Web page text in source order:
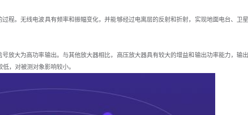
。无线电波具有频率和振幅变化，并能够经过电离层的反射和折射，实现地面电台、卫星
大为高功率输出。与其他放大器相比，高压放大器具有较大的增益和输出功率能力，输
，对被测对象影响较小。